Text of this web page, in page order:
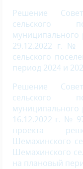
Решение
сельского
муниципального
29.12.2022 г. №
сельского
период 2024 и
Решение
сельского
муниципального
16.12.2022 г. №
проекта
Шемахинского
Шемахинского
на плановый